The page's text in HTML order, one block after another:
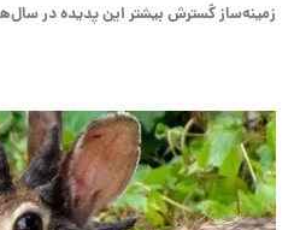
زمینه‌ساز گسترش بیشتر این پدیده در